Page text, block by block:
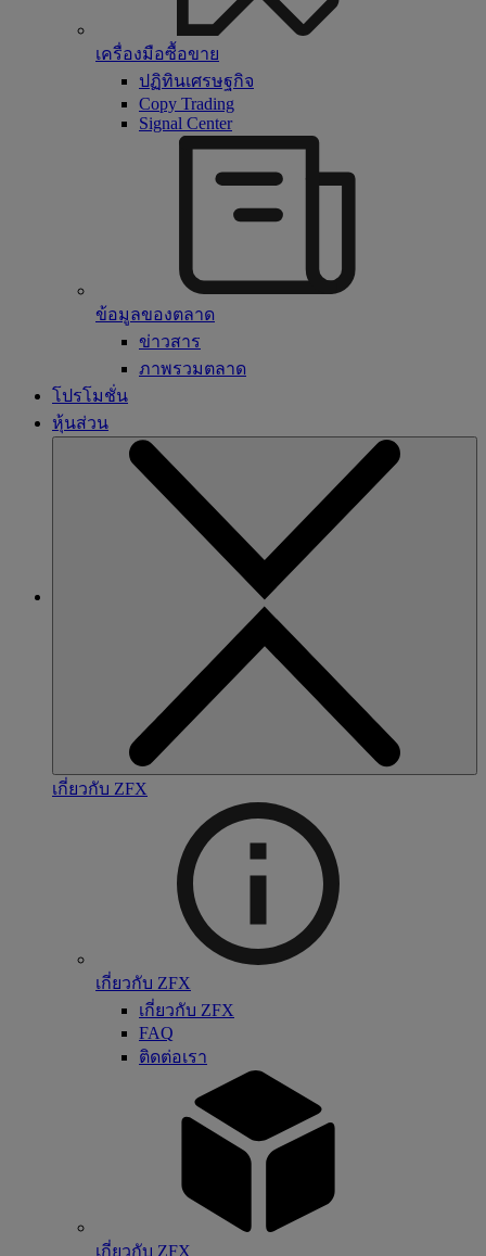
เครื่องมือซื้อขาย
ปฏิทินเศรษฐกิจ
Copy Trading
Signal Center
ข้อมูลของตลาด
ข่าวสาร
ภาพรวมตลาด
โปรโมชั่น
หุ้นส่วน
เกี่ยวกับ ZFX
เกี่ยวกับ ZFX
เกี่ยวกับ ZFX
FAQ
ติดต่อเรา
เกี่ยวกับ ZFX